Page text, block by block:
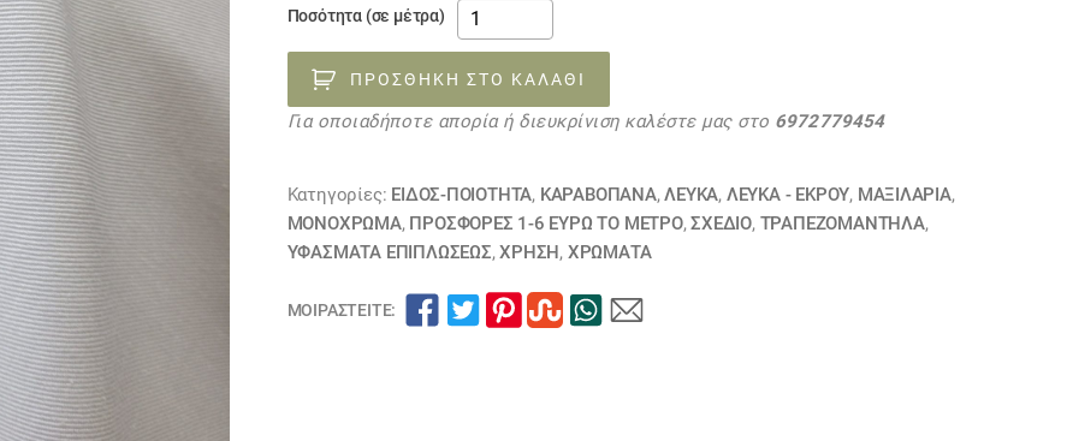
Ποσότητα (σε μέτρα)
Ύφασμα
λευκό
καμπαρντίνα
29040317ΕΞΑΝΤΛΗΘΗΚΕ
ποσότητα
ΠΡΟΣΘΉΚΗ ΣΤΟ ΚΑΛΆΘΙ
Για οποιαδήποτε απορία ή διευκρίνιση καλέστε μας στο 6972779454
Κατηγορίες: ΕΙΔΟΣ-ΠΟΙΟΤΗΤΑ, ΚΑΡΑΒΌΠΑΝΑ,ΛΕΥΚΑ, ΛΕΥΚΑ - ΕΚΡΟΥ, ΜΑΞΙΛΆΡΙΑ,
ΜΟΝΌΧΡΩΜΑ, ΠΡΟΣΦΟΡΕΣ 1-6 ΕΥΡΩ ΤΟ ΜΕΤΡΟ,ΣΧΕΔΙΟ, ΤΡΑΠΕΖΟΜΆΝΤΗΛΑ,
ΥΦΆΣΜΑΤΑ ΕΠΙΠΛΏΣΕΩΣ,ΧΡΗΣΗ, ΧΡΏΜΑΤΑ
ΜΟΙΡΑΣΤΕΊΤΕ: